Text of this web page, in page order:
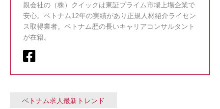
親会社の（株）クイックは東証プライム市場上場企業で
安心。ベトナム12年の実績があり正規人材紹介ライセン
ス取得業者。ベトナム歴の長いキャリアコンサルタント
が在籍。
ベトナム求人最新トレンド